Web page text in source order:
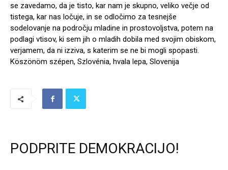
se zavedamo, da je tisto, kar nam je skupno, veliko večje od
tistega, kar nas ločuje, in se odločimo za tesnejše
sodelovanje na področju mladine in prostovoljstva, potem na
podlagi vtisov, ki sem jih o mladih dobila med svojim obiskom,
verjamem, da ni izziva, s katerim se ne bi mogli spopasti.
Köszönöm szépen, Szlovénia, hvala lepa, Slovenija
PODPRITE DEMOKRACIJO!